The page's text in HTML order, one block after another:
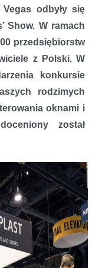
odbyły się
Show. W ramach
przedsiębiorstw
z Polski. W
konkursie
rodzimych
oknami i
został